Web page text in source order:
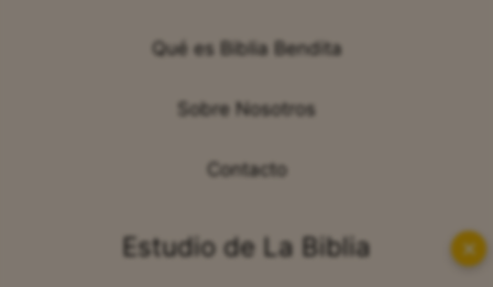
Qué es Biblia Bendita
Sobre Nosotros
Contacto
Estudio de La Biblia ✕